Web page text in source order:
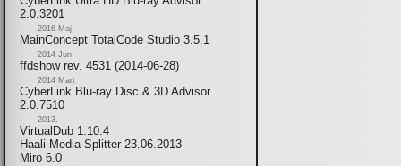
2.0.3201
2016 Maj
MainConcept TotalCode Studio 3.5.1
2014 Jun
ffdshow rev. 4531 (2014-06-28)
2014 Mart
CyberLink Blu-ray Disc & 3D Advisor
2.0.7510
2013.
VirtualDub 1.10.4
Haali Media Splitter 23.06.2013
Miro 6.0